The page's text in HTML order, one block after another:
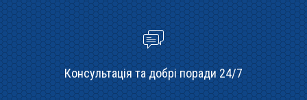
Консультація та добрі поради 24/7